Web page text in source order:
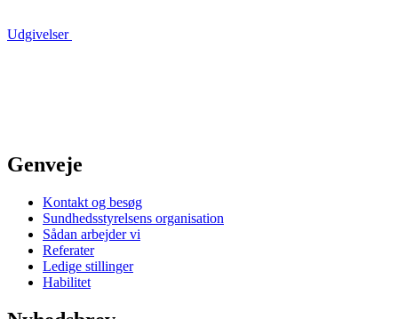
Udgivelser
Genveje
Kontakt og besøg
Sundhedsstyrelsens organisation
Sådan arbejder vi
Referater
Ledige stillinger
Habilitet